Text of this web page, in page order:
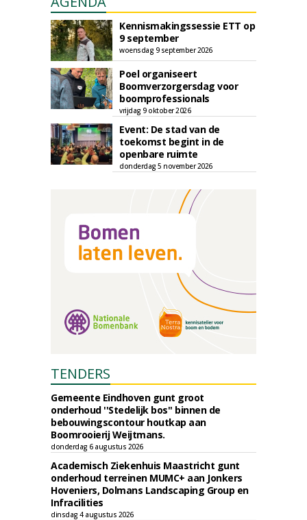
Kennismakingssessie ETT op
9 september
woensdag 9 september 2026
Poel organiseert
Boomverzorgersdag voor
boomprofessionals
vrijdag 9 oktober 2026
Event: De stad van de
toekomst begint in de
openbare ruimte
donderdag 5 november 2026
TENDERS
Gemeente Eindhoven gunt groot
onderhoud ''Stedelijk bos'' binnen de
bebouwingscontour houtkap aan
Boomrooierij Weijtmans.
donderdag 6 augustus 2026
Academisch Ziekenhuis Maastricht gunt
onderhoud terreinen MUMC+ aan Jonkers
Hoveniers, Dolmans Landscaping Group en
Infracilities
dinsdag 4 augustus 2026